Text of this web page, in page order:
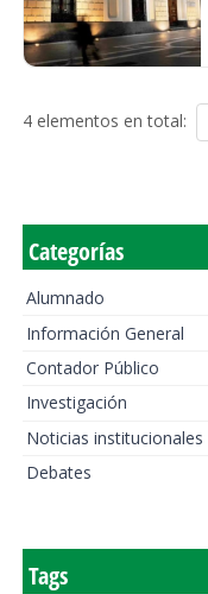
4 elementos en total:
Categorías
Alumnado
Información General
Contador Público
Investigación
Noticias institucionales
Debates
Tags